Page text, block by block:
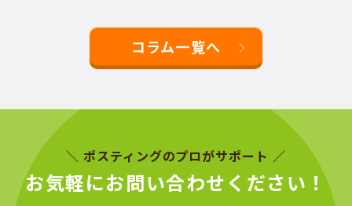
コラム一覧へ
＼ ポスティングのプロがサポート ／
お気軽にお問い合わせください！